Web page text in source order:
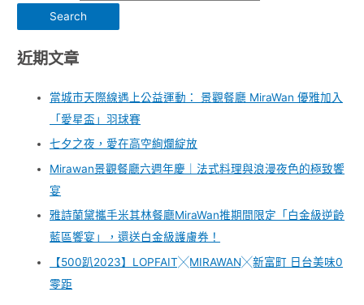
近期文章
當城市天際線遇上公益運動： 景觀餐廳 MiraWan 優雅加入
「愛星盃」羽球賽
七夕之夜，愛在高空絢爛綻放
Mirawan景觀餐廳六週年慶｜法式料理與浪漫夜色的極致饗
宴
雅詩蘭黛攜手米其林餐廳MiraWan推期間限定「白金級逆齡
藍區饗宴」，還送白金級護膚券！
【500趴2023】LOPFAIT╳MIRAWAN╳新富町 日台美味0
零距